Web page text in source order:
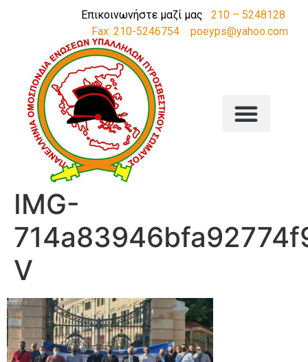
Επικοινωνήστε μαζί μας 210 – 5248128
Fax: 210-5246754
poeyps@yahoo.com
IMG-
V